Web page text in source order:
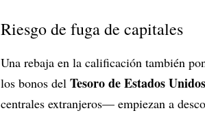
Riesgo de fuga de capitales
Una rebaja en la calificación también
los bonos del Tesoro de Estados Unidos
centrales extranjeros— empiezan a